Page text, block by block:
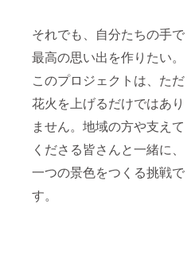
それでも、自分たちの手で
最高の思い出を作りたい。
このプロジェクトは、ただ
花火を上げるだけではあり
ません。地域の方や支えて
くださる皆さんと一緒に、
一つの景色をつくる挑戦で
す。